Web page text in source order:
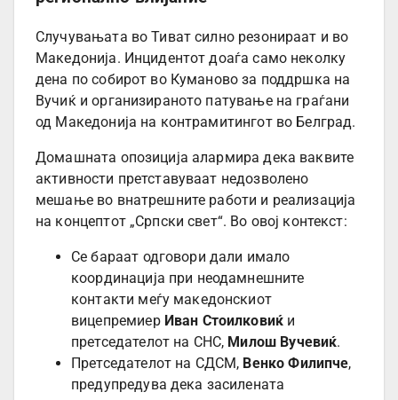
Случувањата во Тиват силно резонираат и во
Македонија. Инцидентот доаѓа само неколку
дена по собирот во Куманово за поддршка на
Вучиќ и организираното патување на граѓани
од Македонија на контрамитингот во Белград.
Домашната опозиција алармира дека ваквите
активности претставуваат недозволено
мешање во внатрешните работи и реализација
на концептот „Српски свет“. Во овој контекст:
Се бараат одговори дали имало
координација при неодамнешните
контакти меѓу македонскиот
вицепремиер Иван Стоилковиќ и
претседателот на СНС, Милош Вучевиќ.
Претседателот на СДСМ, Венко Филипче,
предупредува дека засилената